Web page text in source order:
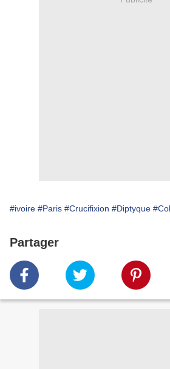
#ivoire #Paris #Crucifixion #Diptyque
Partager